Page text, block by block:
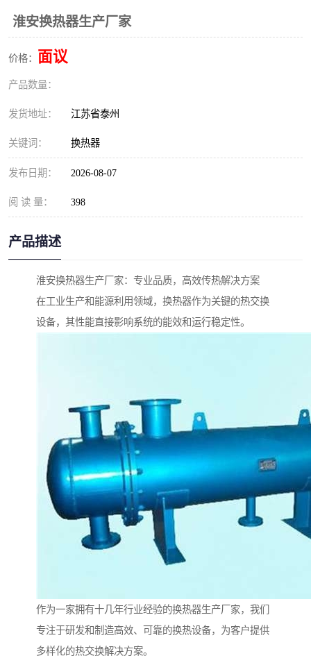
淮安换热器生产厂家
价格： 面议
产品数量：
发货地址： 江苏省泰州
关键词： 换热器
发布日期： 2026-08-07
阅 读 量： 398
产品描述
淮安换热器生产厂家：专业品质，高效传热解决方案
在工业生产和能源利用领域，换热器作为关键的热交换
设备，其性能直接影响系统的能效和运行稳定性。
作为一家拥有十几年行业经验的换热器生产厂家，我们
专注于研发和制造高效、可靠的换热设备，为客户提供
多样化的热交换解决方案。